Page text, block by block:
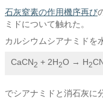
石灰窒素の作用機序再び
ミドについて触れた。
カルシウムシアナミドを
CaCN2 + 2H2O → H2
でシアナミドと消石灰に